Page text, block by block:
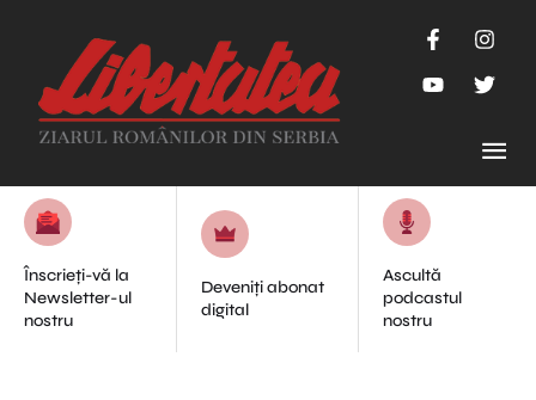
Înscrieți-vă la
Newsletter-ul
nostru
Deveniți abonat
digital
Ascultă
podcastul
nostru